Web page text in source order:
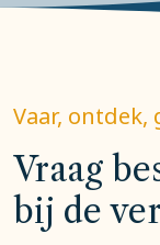
Vaar, ontdek,
Vraag
bij de